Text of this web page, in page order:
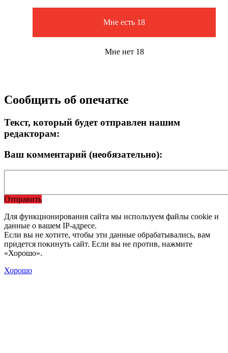
Мне есть 18
Мне нет 18
Сообщить об опечатке
Текст, который будет отправлен нашим
редакторам:
Ваш комментарий (необязательно):
Отправить
Для функционирования сайта мы используем файлы cookie и
данные о вашем IP-адресе.
Если вы не хотите, чтобы эти данные обрабатывались, вам
придется покинуть сайт. Если вы не против, нажмите
«Хорошо».
Хорошо